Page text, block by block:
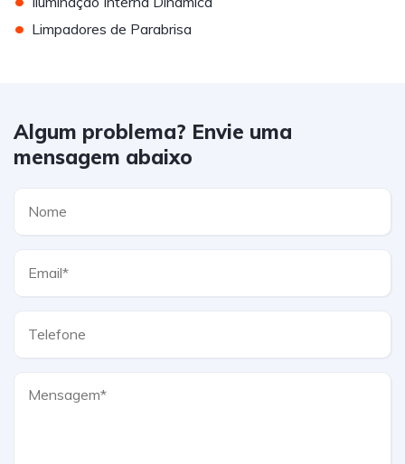
• Limpadores de Parabrisa
Algum problema? Envie uma
mensagem abaixo